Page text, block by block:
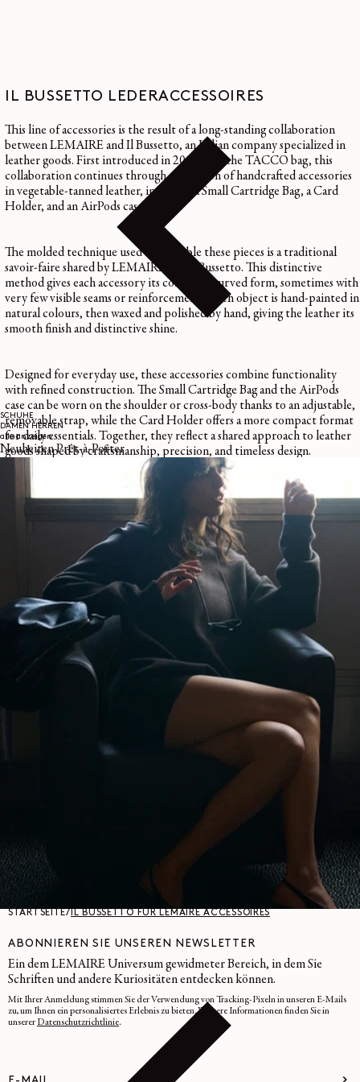
SCHUHE
DAMEN HERREN
alle anzeigen
Neuheiten Prêt-à-Porter
IL BUSSETTO LEDERACCESSOIRES
This line of accessories is the result of a long-standing collaboration
betweenLEMAIREand Il Bussetto, an Italian company specialized in
leather goods. First introduced in 2013 with the TACCO bag, this
collaboration continues through a selection of handcrafted accessories
in vegetable-tanned leather, including aSmall Cartridge Bag, aCard
Holder, and anAirPods case
The molded technique used to assemble these pieces is a traditional
savoir-faire shared byLEMAIRE
and Il Bussetto. This distinctive
method gives each accessory its compact, curved form, sometimes with
very few visible seams or reinforcements. Each object is hand-painted in
natural colours, then waxed and polished by hand, giving the leather its
smooth finish and distinctive shine.
Designed for everyday use, these accessories combine functionality
with refined construction. TheSmall Cartridge Bagand theAirPods
casecan be worn on the shoulder or cross-body thanks to an adjustable,
removable strap, while theCard Holderoffers a more compact format
for daily essentials. Together, they reflect a shared approach to leather
goods shaped by craftsmanship, precision, and timeless design.
DIENSTLEISTUNGEN
WELTWEITER VERSAND &
RÜCKGABE
Kostenloser Standardversand
Kostenlose Rückgabe innerhalb
von 14 Tagen
KUNDENBETREUUNG
customerservice@lemaire.fr
Montag bis Freitag, 10 bis 19 Uhr
GMT
Frankreich: +33 1 72 95 21 21
International: +33 9 74 75 58 58
GESICHERTE ZAHLUNGEN
Visa, Mastercard, Amex
STARTSEITE/ IL BUSSETTO FÜR LEMAIRE ACCESSOIRES
ABONNIEREN SIE UNSEREN NEWSLETTER
Ein dem LEMAIRE Universum gewidmeter Bereich, in dem Sie
Schriften und andere Kuriositäten entdecken können.
Mit Ihrer Anmeldung stimmen Sie der Verwendung von Tracking-Pixeln in unseren E-Mails
zu, um Ihnen ein personalisiertes Erlebnis zu bieten. Weitere Informationen finden Sie in
unserer Datenschutzrichtlinie.